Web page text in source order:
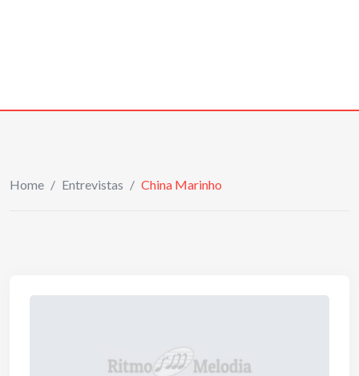
Home / Entrevistas / China Marinho